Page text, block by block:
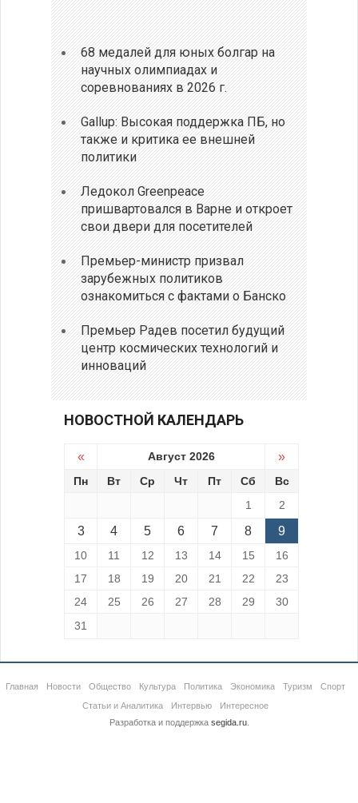
68 медалей для юных болгар на
научных олимпиадах и
соревнованиях в 2026 г.
Gallup: Высокая поддержка ПБ, но
также и критика ее внешней
политики
Ледокол Greenpeace
пришвартовался в Варне и откроет
свои двери для посетителей
Премьер-министр призвал
зарубежных политиков
ознакомиться с фактами о Банско
Премьер Радев посетил будущий
центр космических технологий и
инноваций
НОВОСТНОЙ КАЛЕНДАРЬ
« Август 2026 »
Пн Вт Ср Чт Пт Сб
Вс
1
2
3 4 5 6 7 8 9
10 11 12 13 14 15
16
17
18 19 20 21 22
23
24
25 26 27 28 29
30
31
Главная Новости Общество Культура Политика Экономика Туризм
Спорт
Статьи и Аналитика
Интервью
Интересное
Разработка и поддержка segida.ru.